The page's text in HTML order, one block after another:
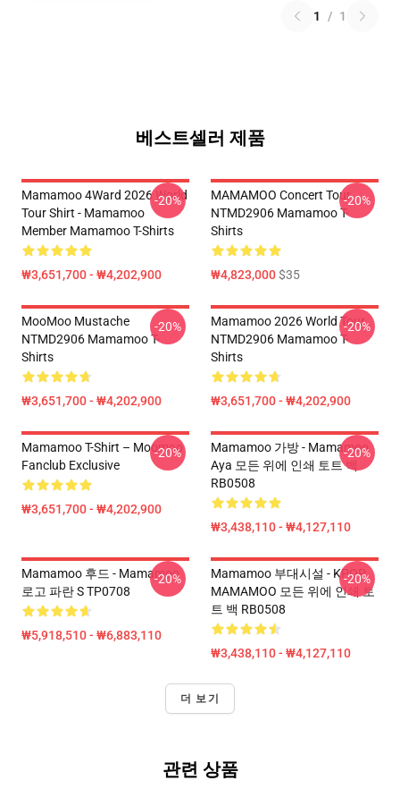
1 / 1
베스트셀러 제품
Mamamoo 4Ward 2026 World
Tour Shirt - Mamamoo
Member Mamamoo T-Shirts
₩3,651,700 - ₩4,202,900
-20%
MAMAMOO Concert Tour
NTMD2906 Mamamoo T-
Shirts
₩4,823,000$35
-20%
MooMoo Mustache
NTMD2906 Mamamoo T-
Shirts
₩3,651,700 - ₩4,202,900
-20%
Mamamoo 2026 World Tour
NTMD2906 Mamamoo T-
Shirts
₩3,651,700 - ₩4,202,900
-20%
Mamamoo T-Shirt – Moomoo
Fanclub Exclusive
₩3,651,700 - ₩4,202,900
-20%
Mamamoo 가방 - Mamamoo
Aya 모든 위에 인쇄 토트 백
RB0508
₩3,438,110 - ₩4,127,110
-20%
Mamamoo 후드 - Mamamoo
로고 파란 S TP0708
₩5,918,510 - ₩6,883,110
-20%
Mamamoo 부대시설 - KPOP
MAMAMOO 모든 위에 인쇄 토
트 백 RB0508
₩3,438,110 - ₩4,127,110
-20%
더 보기
관련 상품